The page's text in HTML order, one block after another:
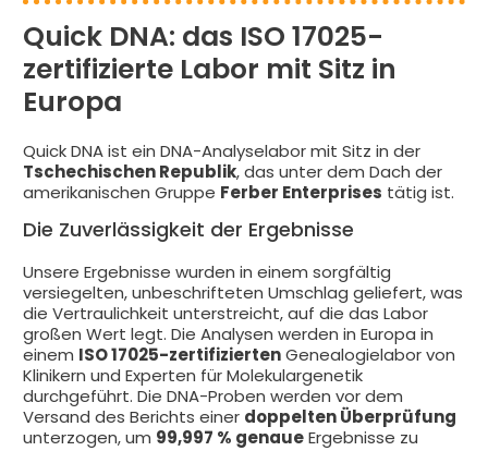
Quick DNA: das ISO 17025-
zertifizierte Labor mit Sitz in
Europa
Quick DNA ist ein DNA-Analyselabor mit Sitz in der
Tschechischen Republik, das unter dem Dach der
amerikanischen Gruppe Ferber Enterprises tätig ist.
Die Zuverlässigkeit der Ergebnisse
Unsere Ergebnisse wurden in einem sorgfältig
versiegelten, unbeschrifteten Umschlag geliefert, was
die Vertraulichkeit unterstreicht, auf die das Labor
großen Wert legt. Die Analysen werden in Europa in
einem ISO 17025-zertifiziertenGenealogielabor von
Klinikern und Experten für Molekulargenetik
durchgeführt. Die DNA-Proben werden vor dem
Versand des Berichts einer doppelten Überprüfung
unterzogen, um 99,997 % genaueErgebnisse zu